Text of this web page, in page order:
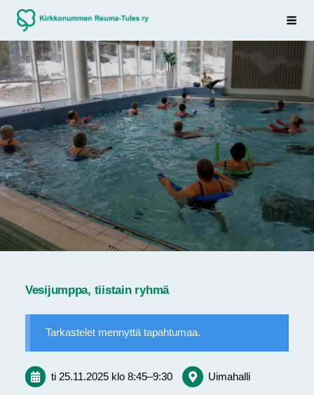
Siirry
sivun
sisältöön
Sivuston etusivulle
Vesijumppa, tiistain ryhmä
Tarkastelet mennyttä tapahtumaa.
ti 25.11.2025 klo 8:45–9:30 Uimahalli